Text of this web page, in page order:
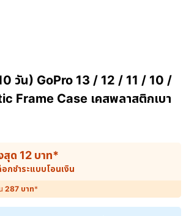
วัน) GoPro 13 / 12 / 11 / 10 /
Frame Case เคสพลาสติกเบา
สุด 12 บาท*
กชำระแบบโอนเงิน
287 บาท*